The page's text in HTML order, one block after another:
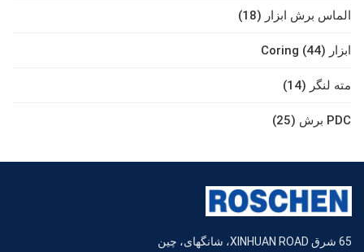
الماس برش ابزار (18)
ابزار Coring (44)
مته لنگر (14)
PDC برش (25)
65 شرق XINHUAN ROAD، شانگهای، چین